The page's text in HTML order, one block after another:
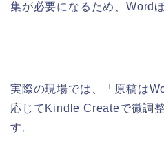
集が必要になるため、Word
実際の現場では、「原稿は
応じてKindle Createで微調
す。